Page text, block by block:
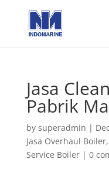
Jasa
Pabrik
by superadmin |
Jasa Overhaul Boiler,
Service Boiler| 0